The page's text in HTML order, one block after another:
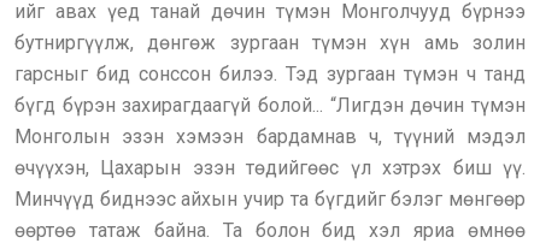
ийг авах үед танай дөчин түмэн Монголчууд бүрнээ
бутниргүүлж, дөнгөж зургаан түмэн хүн амь золин
гарсныг бид сонссон билээ. Тэд зургаан түмэн ч танд
бүгд бүрэн захирагдаагүй болой... “Лигдэн дөчин түмэн
Монголын эзэн хэмээн бардамнав ч, түүний мэдэл
өчүүхэн, Цахарын эзэн төдийгөөс үл хэтрэх биш үү.
Минчүүд биднээс айхын учир та бүгдийг бэлэг мөнгөөр
өөртөө татаж байна. Та болон бид хэл яриа өмнөө